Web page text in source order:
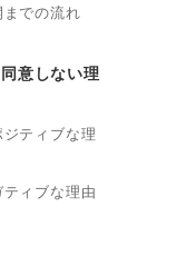
での流れ
意しない理
ジティブな理
ティブな理由